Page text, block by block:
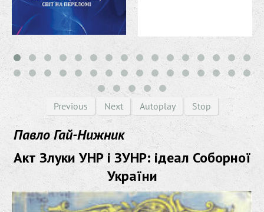
Previous Next Autoplay Stop
Павло Гай-Нижник
Акт Злуки УНР і ЗУНР: ідеал Соборної
України